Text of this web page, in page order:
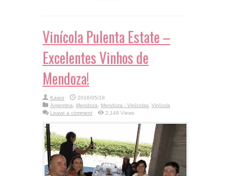
Vinícola Pulenta Estate –
Excelentes Vinhos de
Mendoza!
Karen
2016/05/18
Argentina, Mendoza, Mendoza - Vinícolas, Vinícola
Leave a comment
2,148 Views